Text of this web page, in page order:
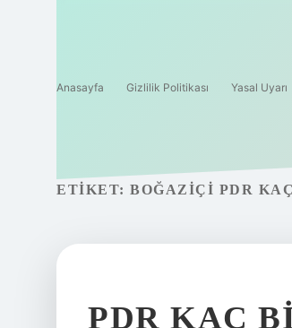
Anasayfa Gizlilik Politikası Yasal Uyarı
ETIKET: BOĞAZIÇI PDR
PDR KAÇ